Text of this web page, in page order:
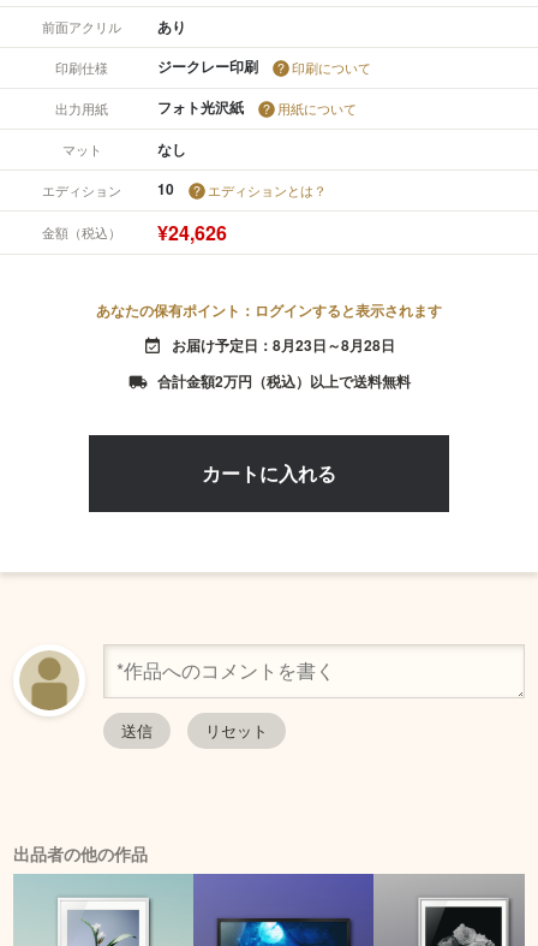
前面アクリル あり
印刷仕様 ジークレー印刷 印刷について
出力用紙 フォト光沢紙 用紙について
マット なし
エディション 10 エディションとは？
金額（税込） ¥24,626
あなたの保有ポイント：ログインすると表示されます
event_available お届け予定日：8月23日～8月28日
local_shipping 合計金額2万円（税込）以上で送料無料
出品者の他の作品